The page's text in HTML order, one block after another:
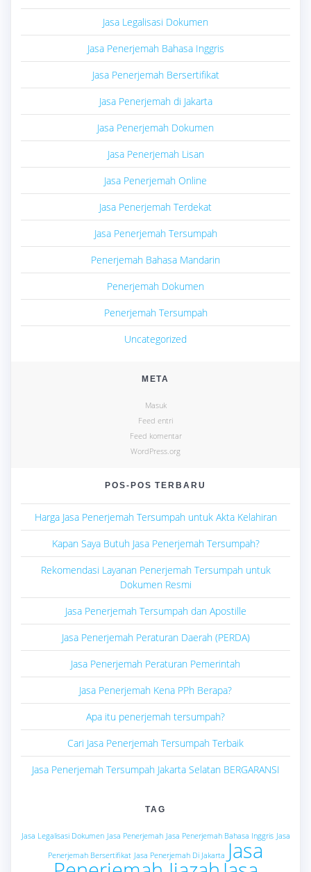
Jasa Legalisasi Dokumen
Jasa Penerjemah Bahasa Inggris
Jasa Penerjemah Bersertifikat
Jasa Penerjemah di Jakarta
Jasa Penerjemah Dokumen
Jasa Penerjemah Lisan
Jasa Penerjemah Online
Jasa Penerjemah Terdekat
Jasa Penerjemah Tersumpah
Penerjemah Bahasa Mandarin
Penerjemah Dokumen
Penerjemah Tersumpah
Uncategorized
META
Masuk
Feed entri
Feed komentar
WordPress.org
POS-POS TERBARU
Harga Jasa Penerjemah Tersumpah untuk Akta Kelahiran
Kapan Saya Butuh Jasa Penerjemah Tersumpah?
Rekomendasi Layanan Penerjemah Tersumpah untuk
Dokumen Resmi
Jasa Penerjemah Tersumpah dan Apostille
Jasa Penerjemah Peraturan Daerah (PERDA)
Jasa Penerjemah Peraturan Pemerintah
Jasa Penerjemah Kena PPh Berapa?
Apa itu penerjemah tersumpah?
Cari Jasa Penerjemah Tersumpah Terbaik
Jasa Penerjemah Tersumpah Jakarta Selatan BERGARANSI
TAG
Jasa Legalisasi Dokumen Jasa Penerjemah Jasa Penerjemah Bahasa Inggris Jasa
Penerjemah Bersertifikat Jasa Penerjemah Di Jakarta Jasa